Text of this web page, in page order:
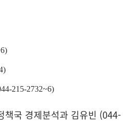
215-2732~6)
책국 경제분석과 김유빈 (044-